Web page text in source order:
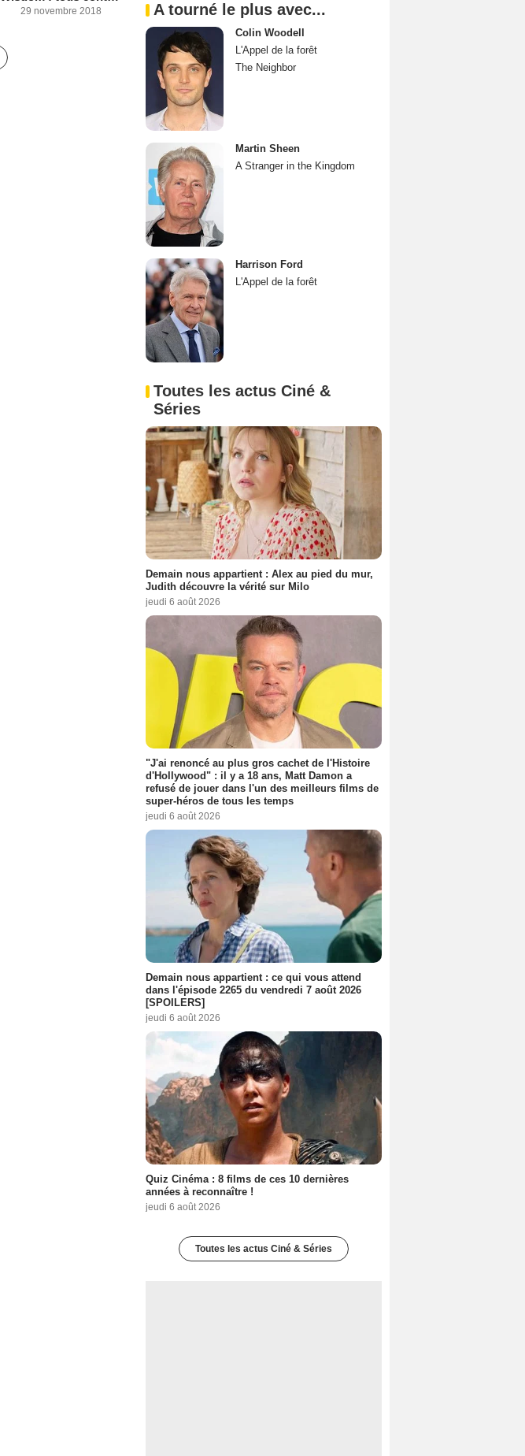
29 novembre 2018 A tourné le plus avec...
Colin Woodell
L'Appel de la forêt
The Neighbor
Martin Sheen
A Stranger in the Kingdom
Harrison Ford
L'Appel de la forêt
Toutes les actus Ciné &
Séries
Demain nous appartient : Alex au pied du mur,
Judith découvre la vérité sur Milo
jeudi 6 août 2026
"J'ai renoncé au plus gros cachet de l'Histoire
d'Hollywood" : il y a 18 ans, Matt Damon a
refusé de jouer dans l'un des meilleurs films de
super-héros de tous les temps
jeudi 6 août 2026
Demain nous appartient : ce qui vous attend
dans l'épisode 2265 du vendredi 7 août 2026
[SPOILERS]
jeudi 6 août 2026
Quiz Cinéma : 8 films de ces 10 dernières
années à reconnaître !
jeudi 6 août 2026
Toutes les actus Ciné & Séries